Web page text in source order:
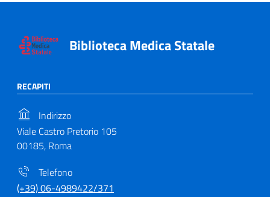
Biblioteca Medica Statale
RECAPITI
Indirizzo
Viale Castro Pretorio 105
00185, Roma
Telefono
(+39) 06-4989422/371